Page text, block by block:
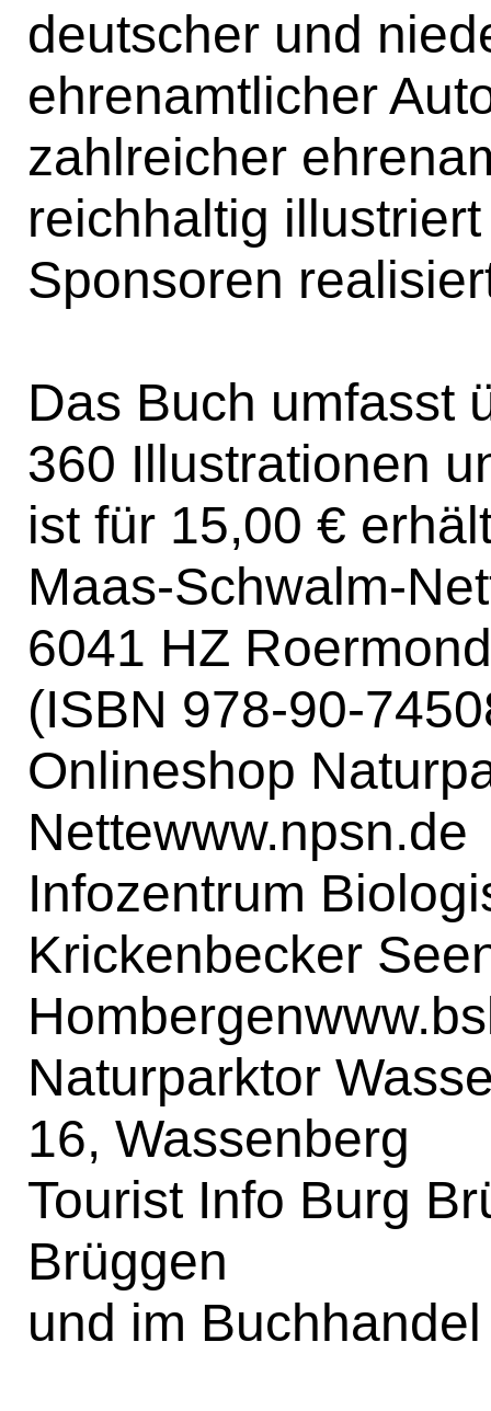
deutscher und
ehrenamtlicher
zahlreicher
reichhaltig
Sponsoren
Das Buch umfasst
360 Illustrationen
ist für 15,00 €
Maas-Schwalm-
6041 HZ
(ISBN 978-90-
Onlineshop
Nettewww.npsn.de
Infozentrum
Krickenbecker
Hombergen
Naturparktor
16, Wassenberg
Tourist Info Burg
Brüggen
und im Buchhandel